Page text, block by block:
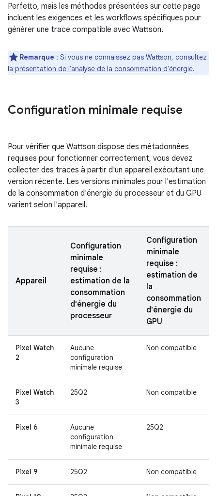
Perfetto, mais les méthodes présentées sur cette page
incluent les exigences et les workflows spécifiques pour
générer une trace compatible avec Wattson.
Remarque : Si vous ne connaissez pas Wattson, consultez
la présentation de l'analyse de la consommation d'énergie.
Configuration minimale requise
Pour vérifier que Wattson dispose des métadonnées
requises pour fonctionner correctement, vous devez
collecter des traces à partir d'un appareil exécutant une
version récente. Les versions minimales pour l'estimation
de la consommation d'énergie du processeur et du GPU
varient selon l'appareil.
Appareil
Configuration
minimale
requise :
estimation de la
consommation
d'énergie du
processeur
Configuration
minimale
requise :
estimation de
la
consommation
d'énergie du
GPU
Pixel Watch
2
Aucune
configuration
minimale requise
Non compatible
Pixel Watch
3
25Q2 Non compatible
Pixel 6
Aucune
configuration
minimale requise
25Q2
Pixel 9 25Q2 Non compatible